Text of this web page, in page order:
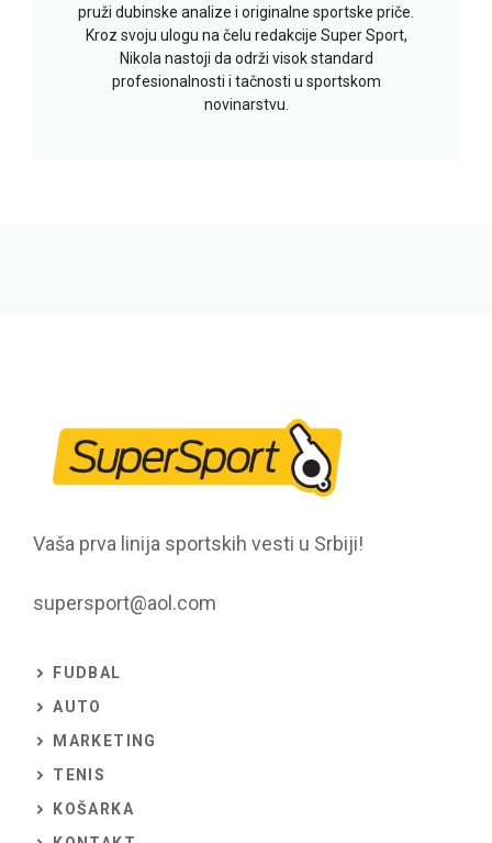
pruži dubinske analize i originalne sportske priče.
Kroz svoju ulogu na čelu redakcije Super Sport,
Nikola nastoji da održi visok standard
profesionalnosti i tačnosti u sportskom
novinarstvu.
Vaša prva linija sportskih vesti u Srbiji!
supersport@aol.com
FUDBAL
AUTO
MARKETING
TENIS
KOŠARKA